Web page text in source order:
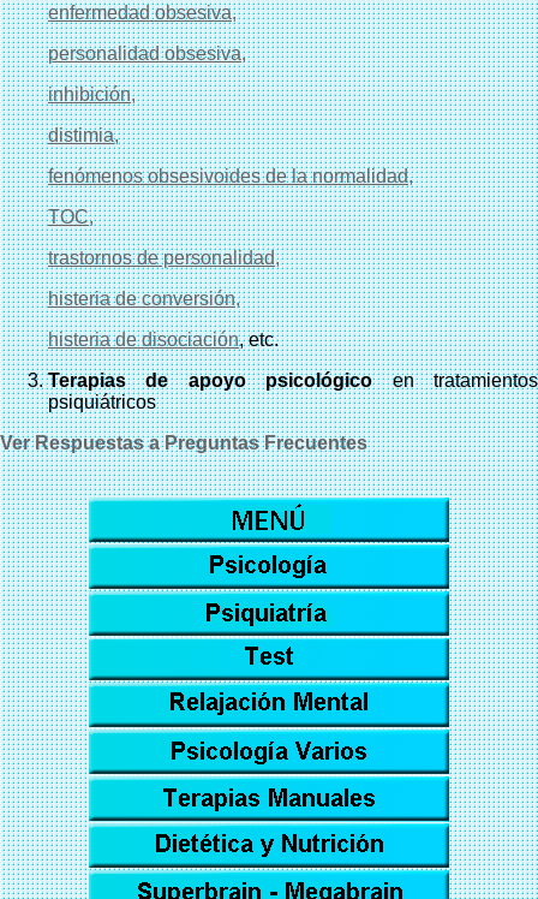
enfermedad obsesiva,
personalidad obsesiva,
inhibición,
distimia,
fenómenos obsesivoides de la normalidad,
TOC,
trastornos de personalidad,
histeria de conversión,
histeria de disociación, etc.
Terapias de apoyo psicológicoen tratamientos
psiquiátricos
Ver Respuestas a Preguntas Frecuentes